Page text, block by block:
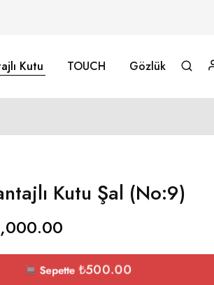
Kutu TOUCH Gözlük
Kutu Şal (No:9)
Sepette ₺500.00